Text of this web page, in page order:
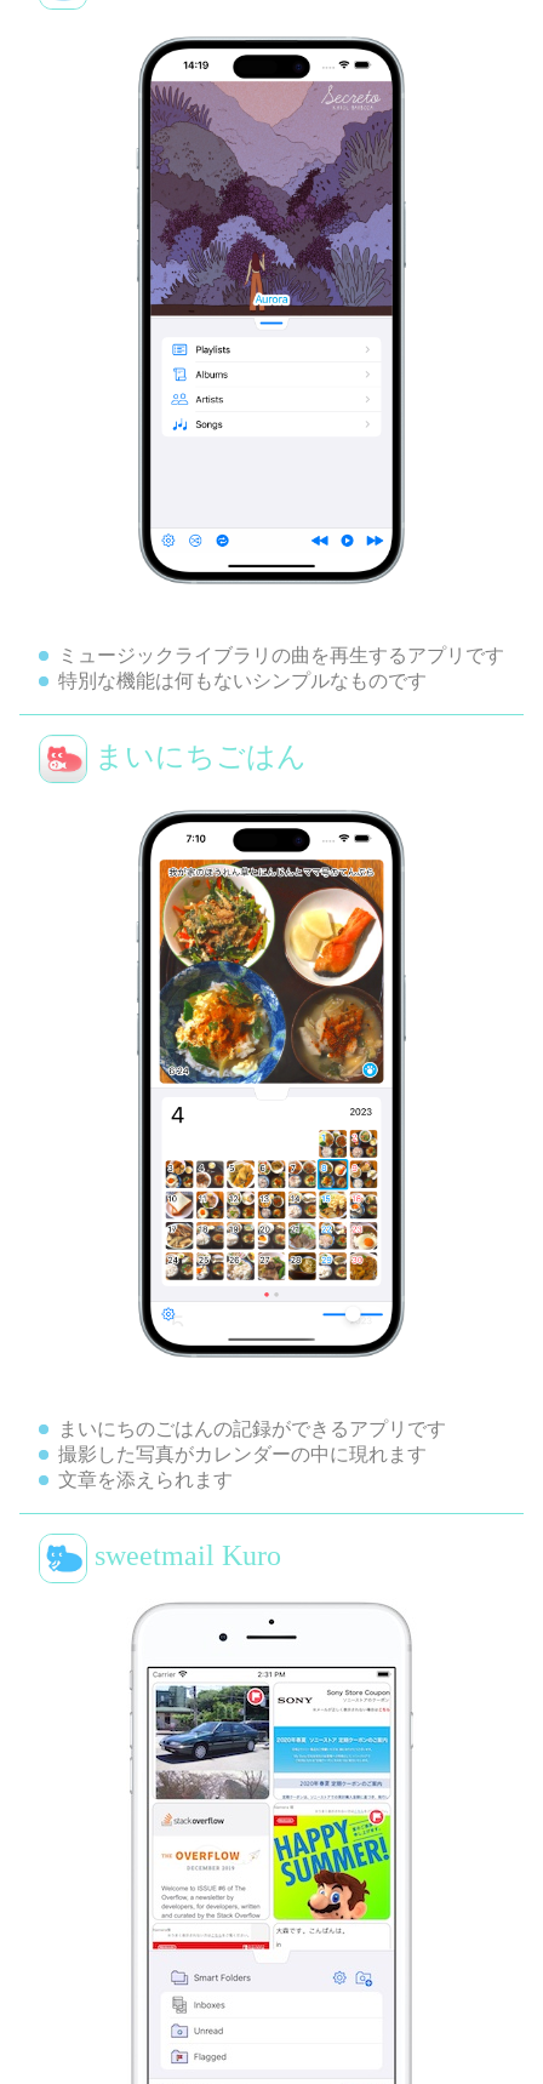
ミュージックライブラリの曲を再生するアプリです
特別な機能は何もないシンプルなものです
まいにちごはん
まいにちのごはんの記録ができるアプリです
撮影した写真がカレンダーの中に現れます
文章を添えられます
sweetmail Kuro